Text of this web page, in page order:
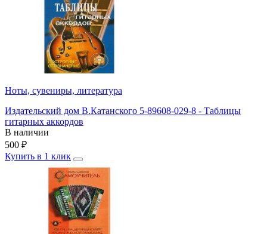
Ноты, сувениры, литература
Издательский дом В.Катанского 5-89608-029-8 - Таблицы
гитарных аккордов
В наличии
500 ₽
Купить в 1 клик